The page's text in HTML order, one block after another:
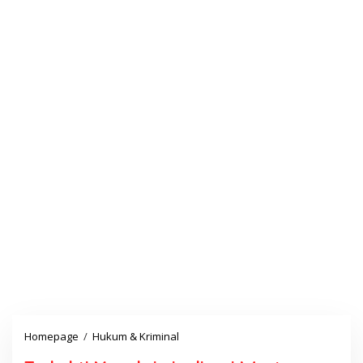
Homepage / Hukum & Kriminal